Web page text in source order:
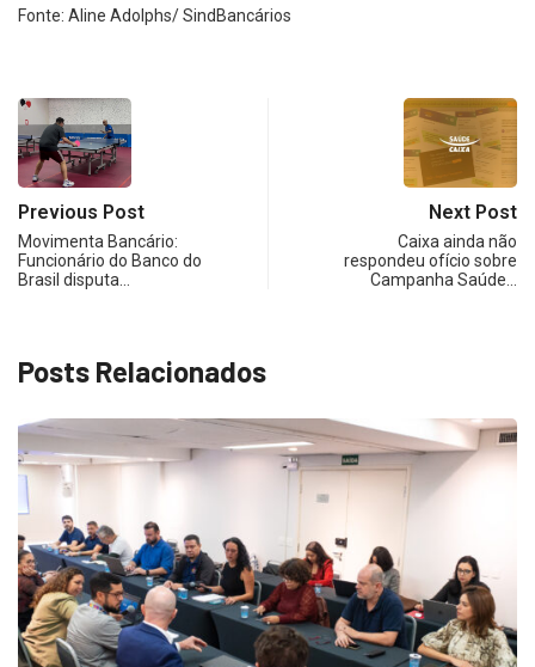
Fonte: Aline Adolphs/ SindBancários
Previous Post
Movimenta Bancário:
Funcionário do Banco do
Brasil disputa…
Next Post
Caixa ainda não
respondeu ofício sobre
Campanha Saúde…
Posts Relacionados